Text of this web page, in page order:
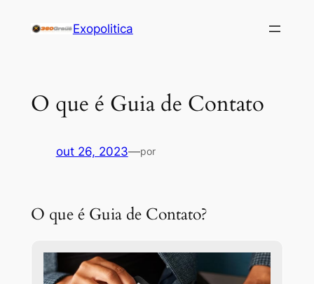
Exopolitica
O que é Guia de Contato
out 26, 2023—por
O que é Guia de Contato?